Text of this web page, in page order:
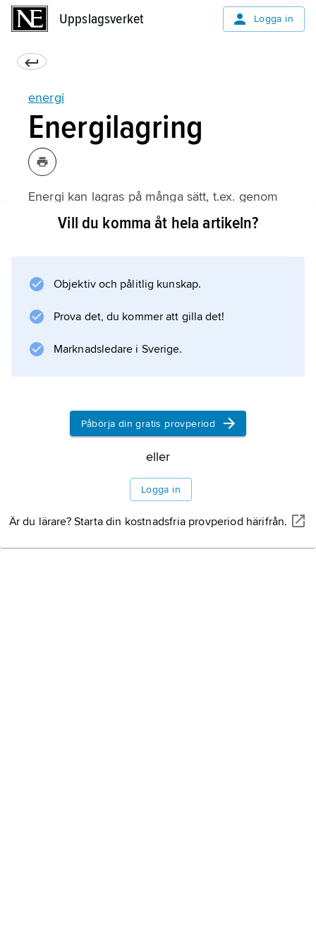
Uppslagsverket Logga in
energi
Energilagring
Energi kan lagras på många sätt, t.ex. genom
att man behåller vatten i en högt belägen
Värme kan lagras i en isolerad materia eller
genom utnyttjande av
Vill du komma åt hela artikeln?
Objektiv och pålitlig kunskap.
Prova det, du kommer att gilla det!
Marknadsledare i Sverige.
Påbörja din gratis provperiod
eller
Logga in
Är du lärare? Starta din kostnadsfria provperiod härifrån.